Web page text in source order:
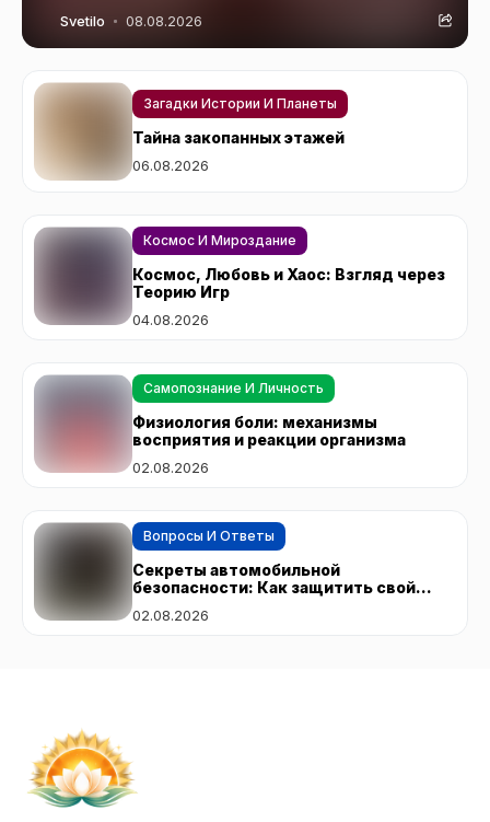
Svetilo 08.08.2026
Загадки Истории И Планеты
Тайна закопанных этажей
06.08.2026
Космос И Мироздание
Космос, Любовь и Хаос: Взгляд через
Теорию Игр
04.08.2026
Самопознание И Личность
Физиология боли: механизмы
восприятия и реакции организма
02.08.2026
Вопросы И Ответы
Секреты автомобильной
безопасности: Как защитить свой
02.08.2026